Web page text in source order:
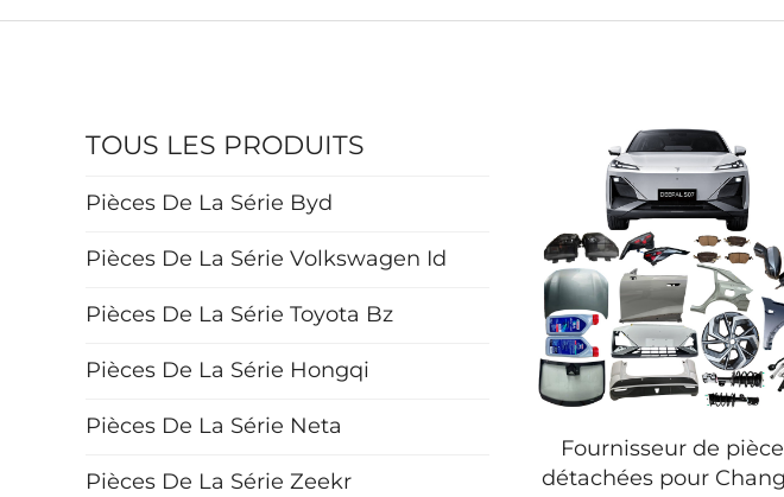
TOUS LES PRODUITS
Pièces De La Série Byd
Pièces De La Série Volkswagen Id
Pièces De La Série Toyota Bz
Pièces De La Série Hongqi
Pièces De La Série Neta
Pièces De La Série Zeekr
Fournisseur de
détachées pour